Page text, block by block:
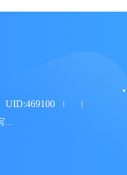
UID:469100